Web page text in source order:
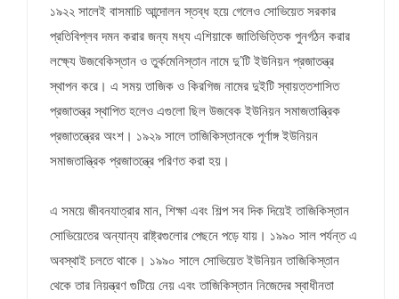
১৯২২ সালেই বাসমাচি আন্দোলন স্তব্ধ হয়ে গেলেও সোভিয়েত সরকার
প্রতিবিপ্লব দমন করার জন্য মধ্য এশিয়াকে জাতিভিত্তিক পুনর্গঠন করার
লক্ষ্যে উজবেকিস্তান ও তুর্কমেনিস্তান নামে দু’টি ইউনিয়ন প্রজাতন্ত্র
স্থাপন করে। এ সময় তাজিক ও কিরগিজ নামের দুইটি স্বায়ত্তশাসিত
প্রজাতন্ত্র স্থাপিত হলেও এগুলো ছিল উজবেক ইউনিয়ন সমাজতান্ত্রিক
প্রজাতন্ত্রের অংশ। ১৯২৯ সালে তাজিকিস্তানকে পূর্ণাঙ্গ ইউনিয়ন
সমাজতান্ত্রিক প্রজাতন্ত্রে পরিণত করা হয়।
এ সময়ে জীবনযাত্রার মান, শিক্ষা এবং শিল্প সব দিক দিয়েই তাজিকিস্তান
সোভিয়েতের অন্যান্য রাষ্ট্রগুলোর পেছনে পড়ে যায়। ১৯৯০ সাল পর্যন্ত এ
অবস্থাই চলতে থাকে। ১৯৯০ সালে সোভিয়েত ইউনিয়ন তাজিকিস্তান
থেকে তার নিয়ন্ত্রণ গুটিয়ে নেয় এবং তাজিকিস্তান নিজেদের স্বাধীনতা